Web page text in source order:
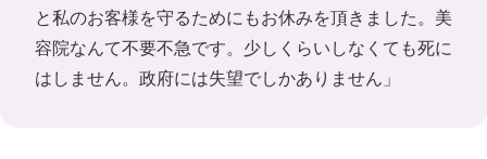
と私のお客様を守るためにもお休みを頂きました。美
容院なんて不要不急です。少しくらいしなくても死に
はしません。政府には失望でしかありません」